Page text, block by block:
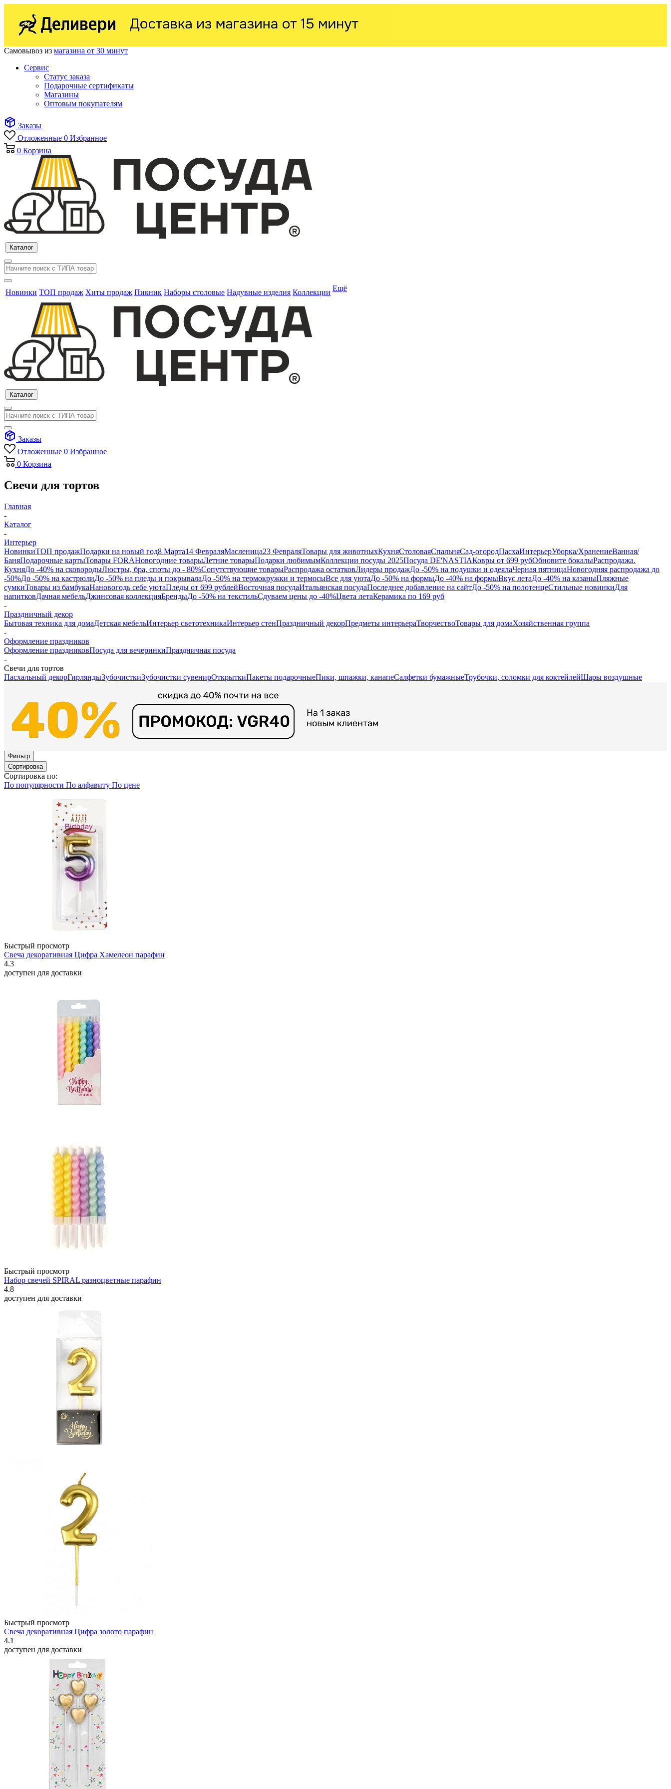
Самовывоз из магазина от 30 минут
Сервис
Статус заказа
Подарочные сертификаты
Магазины
Оптовым покупателям
Заказы
Отложенные 0 Избранное
0 Корзина
Каталог
Новинки ТОП продаж Хиты продаж Пикник Наборы столовые Надувные изделия Коллекции Ещё
Каталог
Заказы
Отложенные 0 Избранное
0 Корзина
Свечи для тортов
Главная
-
Каталог
-
Интерьер
НовинкиТОП продажПодарки на новый год8 Марта14 ФевраляМасленица23 ФевраляТовары для животныхКухняСтоловаяСпальняСад-огородПасхаИнтерьерУборка/ХранениеВанная/
БаняПодарочные картыТовары FORAНовогодние товарыЛетние товарыПодарки любимымКоллекции посуды 2025Посуда DE'NASTIAКовры от 699 рубОбновите бокалыРаспродажа.
КухняДо -40% на сковородыЛюстры, бра, споты до - 80%Сопутствующие товарыРаспродажа остатковЛидеры продажДо -50% на подушки и одеялаЧерная пятницаНовогодняя распродажа до
-50%До -50% на кастрюлиДо -50% на пледы и покрывалаДо -50% на термокружки и термосыВсе для уютаДо -50% на формыДо -40% на формыВкус летаДо -40% на казаныПляжные
сумкиТовары из бамбукаНановогодь себе уютаПледы от 699 рублейВосточная посудаИтальянская посудаПоследнее добавление на сайтДо -50% на полотенцеСтильные новинкиДля
напитковДачная мебельДжинсовая коллекцияБрендыДо -50% на текстильСдуваем цены до -40%Цвета летаКерамика по 169 руб
-
Праздничный декор
Бытовая техника для домаДетская мебельИнтерьер светотехникаИнтерьер стенПраздничный декорПредметы интерьераТворчествоТовары для домаХозяйственная группа
-
Оформление праздников
Оформление праздниковПосуда для вечеринкиПраздничная посуда
-
Свечи для тортов
Пасхальный декорГирляндыЗубочисткиЗубочистки сувенирОткрыткиПакеты подарочныеПики, шпажки, канапеСалфетки бумажныеТрубочки, соломки для коктейлейШары воздушные
Фильтр
Сортировка
Сортировка по:
По популярности По алфавиту По цене
Быстрый просмотр
Свеча декоративная Цифра Хамелеон парафин
4.3
доступен для доставки
Быстрый просмотр
Набор свечей SPIRAL разноцветные парафин
4.8
доступен для доставки
Быстрый просмотр
Свеча декоративная Цифра золото парафин
4.1
доступен для доставки